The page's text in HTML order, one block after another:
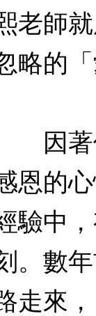
老師
略的
因著個
恩的
驗中
。數
走來